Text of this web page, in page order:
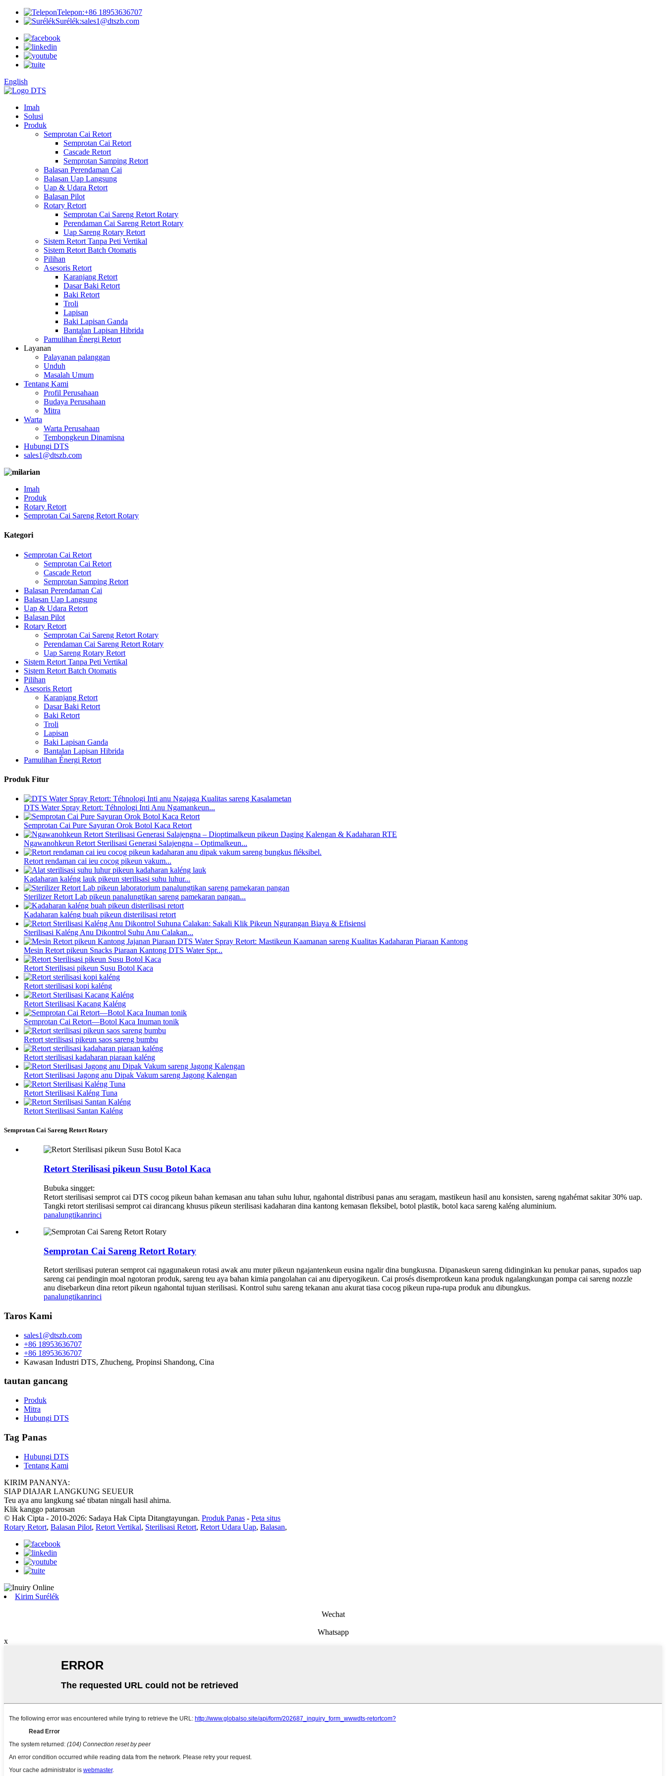
Telepon:+86 18953636707
Surélék:sales1@dtszb.com
English
Imah
Solusi
Produk
Semprotan Cai Retort
Semprotan Cai Retort
Cascade Retort
Semprotan Samping Retort
Balasan Perendaman Cai
Balasan Uap Langsung
Uap & Udara Retort
Balasan Pilot
Rotary Retort
Semprotan Cai Sareng Retort Rotary
Perendaman Cai Sareng Retort Rotary
Uap Sareng Rotary Retort
Sistem Retort Tanpa Peti Vertikal
Sistem Retort Batch Otomatis
Pilihan
Asesoris Retort
Karanjang Retort
Dasar Baki Retort
Baki Retort
Troli
Lapisan
Baki Lapisan Ganda
Bantalan Lapisan Hibrida
Pamulihan Énergi Retort
Layanan
Palayanan palanggan
Unduh
Masalah Umum
Tentang Kami
Profil Perusahaan
Budaya Perusahaan
Mitra
Warta
Warta Perusahaan
Tembongkeun Dinamisna
Hubungi DTS
sales1@dtszb.com
Imah
Produk
Rotary Retort
Semprotan Cai Sareng Retort Rotary
Kategori
Semprotan Cai Retort
Semprotan Cai Retort
Cascade Retort
Semprotan Samping Retort
Balasan Perendaman Cai
Balasan Uap Langsung
Uap & Udara Retort
Balasan Pilot
Rotary Retort
Semprotan Cai Sareng Retort Rotary
Perendaman Cai Sareng Retort Rotary
Uap Sareng Rotary Retort
Sistem Retort Tanpa Peti Vertikal
Sistem Retort Batch Otomatis
Pilihan
Asesoris Retort
Karanjang Retort
Dasar Baki Retort
Baki Retort
Troli
Lapisan
Baki Lapisan Ganda
Bantalan Lapisan Hibrida
Pamulihan Énergi Retort
Produk Fitur
DTS Water Spray Retort: ​​Téhnologi Inti Anu Ngamankeun...
Semprotan Cai Pure Sayuran Orok Botol Kaca Retort
Ngawanohkeun Retort Sterilisasi Generasi Salajengna – Optimalkeun...
Retort rendaman cai ieu cocog pikeun vakum...
Kadaharan kaléng lauk pikeun sterilisasi suhu luhur...
Sterilizer Retort Lab pikeun panalungtikan sareng pamekaran pangan...
Kadaharan kaléng buah pikeun disterilisasi retort
Sterilisasi Kaléng Anu Dikontrol Suhu Anu Calakan...
Mesin Retort pikeun Snacks Piaraan Kantong DTS Water Spr...
Retort Sterilisasi pikeun Susu Botol Kaca
Retort sterilisasi kopi kaléng
Retort Sterilisasi Kacang Kaléng
Semprotan Cai Retort—Botol Kaca Inuman tonik
Retort sterilisasi pikeun saos sareng bumbu
Retort sterilisasi kadaharan piaraan kaléng
Retort Sterilisasi Jagong anu Dipak Vakum sareng Jagong Kalengan
Retort Sterilisasi Kaléng Tuna
Retort Sterilisasi Santan Kaléng
Semprotan Cai Sareng Retort Rotary
Retort Sterilisasi pikeun Susu Botol Kaca
Bubuka singget:
Retort sterilisasi semprot cai DTS cocog pikeun bahan kemasan anu tahan suhu luhur, ngahontal distribusi panas anu seragam, mastikeun hasil anu konsisten, sareng ngahémat sakitar 30% uap.
Tangki retort sterilisasi semprot cai dirancang khusus pikeun sterilisasi kadaharan dina kantong kemasan fleksibel, botol plastik, botol kaca sareng kaléng aluminium.
panalungtikanrinci
Semprotan Cai Sareng Retort Rotary
Retort sterilisasi puteran semprot cai ngagunakeun rotasi awak anu muter pikeun ngajantenkeun eusina ngalir dina bungkusna. Dipanaskeun sareng didinginkan ku penukar panas, supados uap
sareng cai pendingin moal ngotoran produk, sareng teu aya bahan kimia pangolahan cai anu diperyogikeun. Cai prosés disemprotkeun kana produk ngalangkungan pompa cai sareng nozzle
anu disebarkeun dina retort pikeun ngahontal tujuan sterilisasi. Kontrol suhu sareng tekanan anu akurat tiasa cocog pikeun rupa-rupa produk anu dibungkus.
panalungtikanrinci
Taros Kami
sales1@dtszb.com
+86 18953636707
+86 18953636707
Kawasan Industri DTS, Zhucheng, Propinsi Shandong, Cina
tautan gancang
Produk
Mitra
Hubungi DTS
Tag Panas
Hubungi DTS
Tentang Kami
KIRIM PANANYA:
SIAP DIAJAR LANGKUNG SEUEUR
Teu aya anu langkung saé tibatan ningali hasil ahirna.
Klik kanggo patarosan
© Hak Cipta - 2010-2026: Sadaya Hak Cipta Ditangtayungan. Produk Panas - Peta situs
Rotary Retort, Balasan Pilot, Retort Vertikal, Sterilisasi Retort, Retort Udara Uap, Balasan,
Kirim Surélék
Wechat
Whatsapp
x